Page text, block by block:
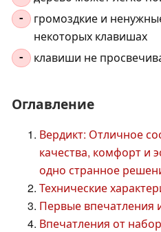
-
громоздкие и
некоторых клавишах
- клавиши не
Оглавление
Вердикт: Отличное
качества, комфорт и
одно странное
Технические
Первые впечатления
Впечатления от